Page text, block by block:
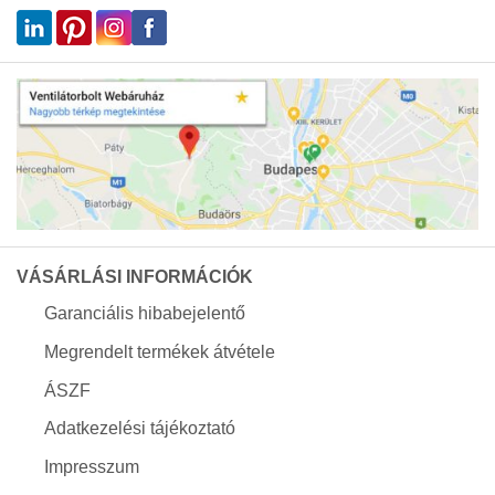
VÁSÁRLÁSI INFORMÁCIÓK
Garanciális hibabejelentő
Megrendelt termékek átvétele
ÁSZF
Adatkezelési tájékoztató
Impresszum